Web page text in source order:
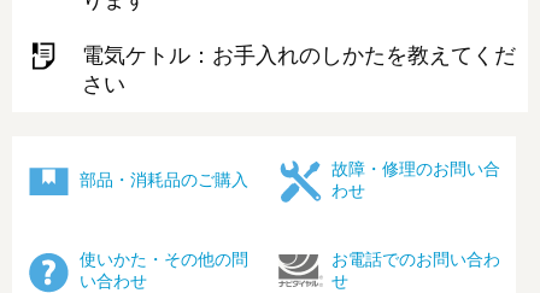
電気ケトル：お手入れのしかたを教えてくだ
さい
部品・消耗品のご購入
故障・修理のお問い合
わせ
使いかた・その他の問
い合わせ
お電話でのお問い合わ
せ